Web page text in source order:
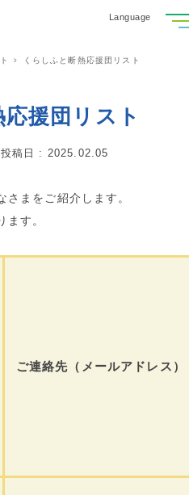
Language
くらしふと断熱応援団リスト
援団リスト
投稿日 : 2025.02.05
さまをご紹介します。
す。
ご連絡先（メールアドレス）